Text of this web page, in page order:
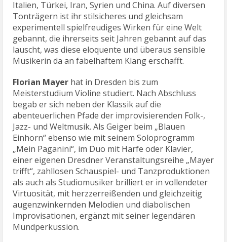
Italien, Türkei, Iran, Syrien und China. Auf diversen
Tonträgern ist ihr stilsicheres und gleichsam
experimentell spielfreudiges Wirken für eine Welt
gebannt, die ihrerseits seit Jahren gebannt auf das
lauscht, was diese eloquente und überaus sensible
Musikerin da an fabelhaftem Klang erschafft.
Florian Mayer hat in Dresden bis zum
Meisterstudium Violine studiert. Nach Abschluss
begab er sich neben der Klassik auf die
abenteuerlichen Pfade der improvisierenden Folk-,
Jazz- und Weltmusik. Als Geiger beim „Blauen
Einhorn“ ebenso wie mit seinem Soloprogramm
„Mein Paganini“, im Duo mit Harfe oder Klavier,
einer eigenen Dresdner Veranstaltungsreihe „Mayer
trifft“, zahllosen Schauspiel- und Tanzproduktionen
als auch als Studiomusiker brilliert er in vollendeter
Virtuosität, mit herzzerreißenden und gleichzeitig
augenzwinkernden Melodien und diabolischen
Improvisationen, ergänzt mit seiner legendären
Mundperkussion.